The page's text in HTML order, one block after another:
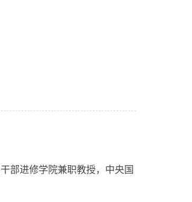
部进修学院兼职教授，中央国